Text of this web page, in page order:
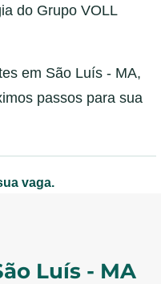
do Grupo VOLL
em São Luís - MA,
passos para sua
vaga.
Luís - MA